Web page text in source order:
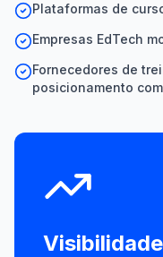
Plataformas de
Empresas EdTech
Fornecedores de
posicionamento